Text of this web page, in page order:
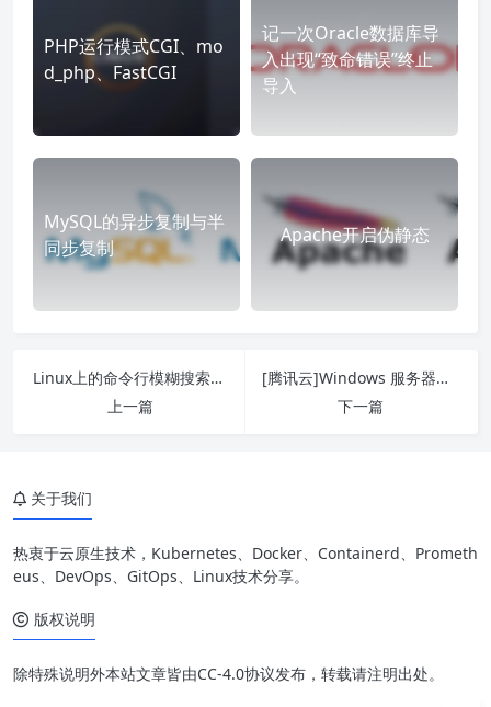
PHP运行模式CGI、mo
d_php、FastCGI
记一次Oracle数据库导
入出现“致命错误”终止
导入
MySQL的异步复制与半
同步复制
Apache开启伪静态
Linux上的命令行模糊搜索工具-pick
上一篇
[腾讯云]Windows 服务器使用 CFS 文件存储
下一篇
关于我们
热衷于云原生技术，Kubernetes、Docker、Containerd、Prometh
eus、DevOps、GitOps、Linux技术分享。
版权说明
除特殊说明外本站文章皆由CC-4.0协议发布，转载请注明出处。